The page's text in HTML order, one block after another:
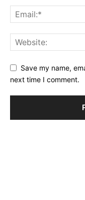
Save my name,
next time I comment.